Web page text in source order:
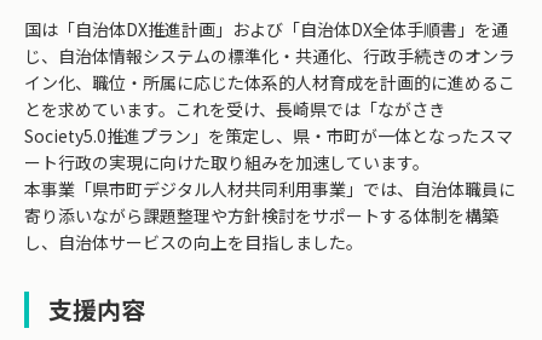
国は「自治体DX推進計画」および「自治体DX全体手順書」を通
じ、自治体情報システムの標準化・共通化、行政手続きのオンラ
イン化、職位・所属に応じた体系的人材育成を計画的に進めるこ
とを求めています。これを受け、長崎県では「ながさき
Society5.0推進プラン」を策定し、県・市町が一体となったスマ
ート行政の実現に向けた取り組みを加速しています。
本事業「県市町デジタル人材共同利用事業」では、自治体職員に
寄り添いながら課題整理や方針検討をサポートする体制を構築
し、自治体サービスの向上を目指しました。
支援内容